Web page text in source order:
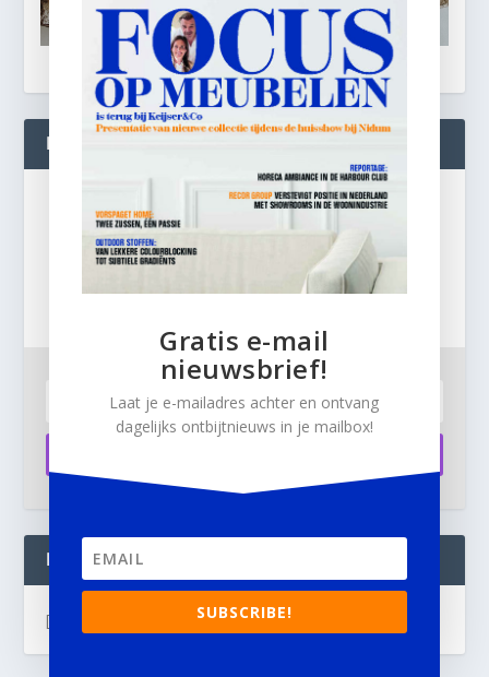
BLIJF OP DE HOOGTE!
Gratis
e-mail nieuwsbrief!
Laat je e-mailadres achter en ontvang dagelijks
INTERIOR BUSINESS LIVE:
[instagram-feed]
Gratis e-mail
nieuwsbrief!
Laat je e-mailadres achter en ontvang
dagelijks ontbijtnieuws in je mailbox!
SUBSCRIBE!